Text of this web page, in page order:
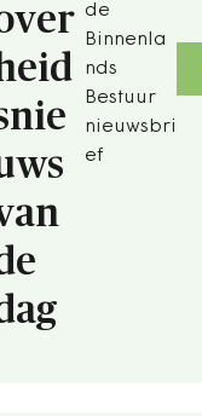
de
Binnenla
nds
Bestuur
nieuwsbri
ef